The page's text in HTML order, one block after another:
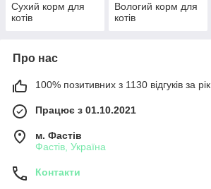
Сухий корм для
котів
Вологий корм для
котів
Про нас
100% позитивних з 1130 відгуків за рік
Працює з 01.10.2021
м. Фастів
Фастів, Україна
Контакти